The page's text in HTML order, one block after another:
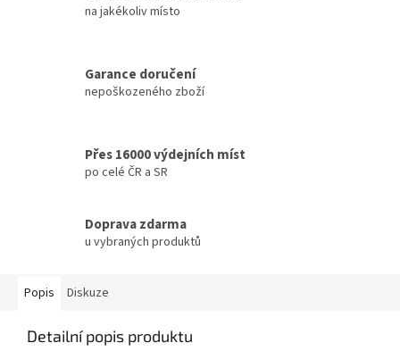
na jakékoliv místo
Garance doručení
nepoškozeného zboží
Přes 16000 výdejních míst
po celé ČR a SR
Doprava zdarma
u vybraných produktů
Popis Diskuze
Detailní popis produktu